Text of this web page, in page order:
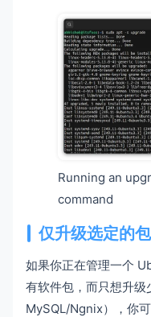
Running an
command
仅升级选定的包
如果你正在管理一个
有软件包，而只想升
MySQL/Ngnix），你